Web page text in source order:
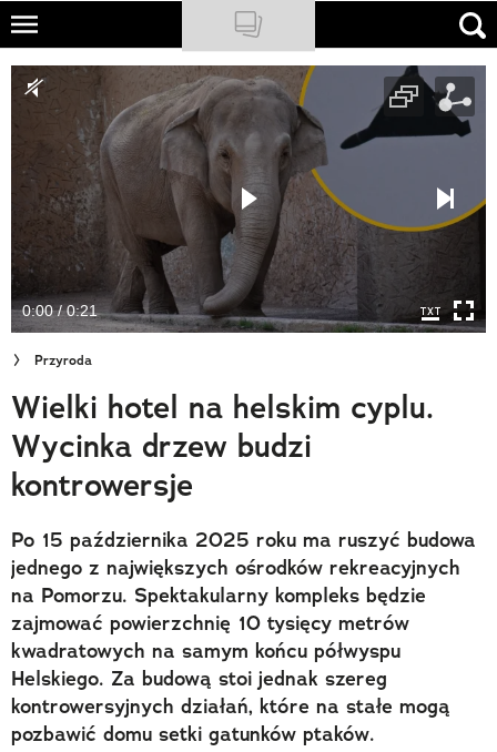
Skip
main
content
NATIONAL GEOGRAPHIC
TRAVELER
PODCASTY
Sklep
Newsletter
Cuda Polski
Wielki Konkurs Fotograficzny
Trendbook Podróżniczy
Polecane
0:00 / 0:21
Przyroda
Wielki hotel na helskim cyplu.
Wycinka drzew budzi
kontrowersje
Po 15 października 2025 roku ma ruszyć budowa
jednego z największych ośrodków rekreacyjnych
na Pomorzu. Spektakularny kompleks będzie
zajmować powierzchnię 10 tysięcy metrów
kwadratowych na samym końcu półwyspu
Helskiego. Za budową stoi jednak szereg
kontrowersyjnych działań, które na stałe mogą
pozbawić domu setki gatunków ptaków.